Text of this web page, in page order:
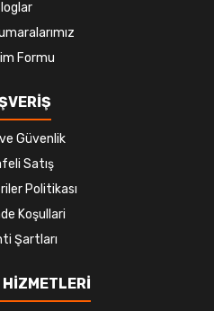
Formu
Güvenlik
Satış
Politikası
Koşullari
Şartları